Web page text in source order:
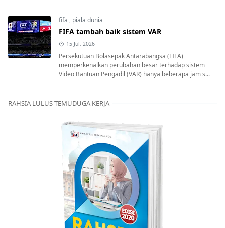
fifa , piala dunia
FIFA tambah baik sistem VAR
15 Jul, 2026
Persekutuan Bolasepak Antarabangsa (FIFA)
memperkenalkan perubahan besar terhadap sistem
Video Bantuan Pengadil (VAR) hanya beberapa jam s...
RAHSIA LULUS TEMUDUGA KERJA